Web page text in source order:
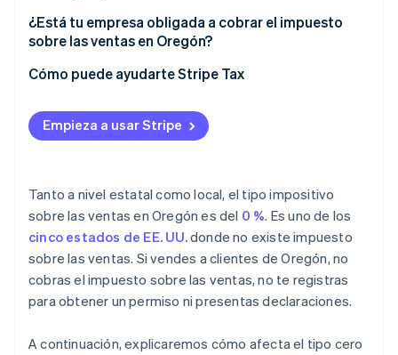
¿Está tu empresa obligada a cobrar el impuesto
sobre las ventas en Oregón?
Cómo puede ayudarte Stripe Tax
Empieza a usar Stripe
Tanto a nivel estatal como local, el tipo impositivo
sobre las ventas en Oregón es del 0 %. Es uno de los
cinco estados de EE. UU.donde no existe impuesto
sobre las ventas. Si vendes a clientes de Oregón, no
cobras el impuesto sobre las ventas, no te registras
para obtener un permiso ni presentas declaraciones.
A continuación, explicaremos cómo afecta el tipo cero